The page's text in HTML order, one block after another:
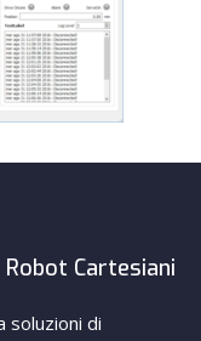
Cartesiani
soluzioni di